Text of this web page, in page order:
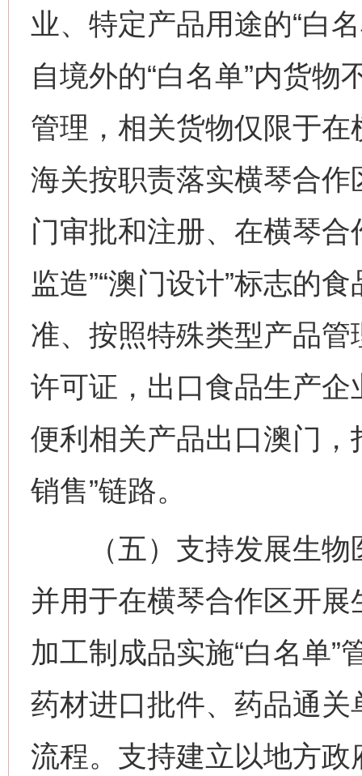
业、特定产品用途的“白
自境外的“白名单”内货
管理，相关货物仅限于
海关按职责落实横琴合
门审批和注册、在横琴合
监造”“澳门设计”标志的
准、按照特殊类型产品
许可证，出口食品生产
便利相关产品出口澳门，
销售”链路。
（五）支持发展生物
并用于在横琴合作区开
加工制成品实施“白名单
药材进口批件、药品通
流程。支持建立以地方